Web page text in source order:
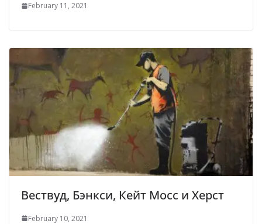
February 11, 2021
Вествуд, Бэнкси, Кейт Мосс и Херст
February 10, 2021